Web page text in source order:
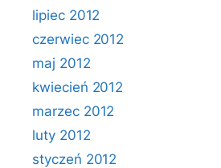
lipiec 2012
czerwiec 2012
maj 2012
kwiecień 2012
marzec 2012
luty 2012
styczeń 2012